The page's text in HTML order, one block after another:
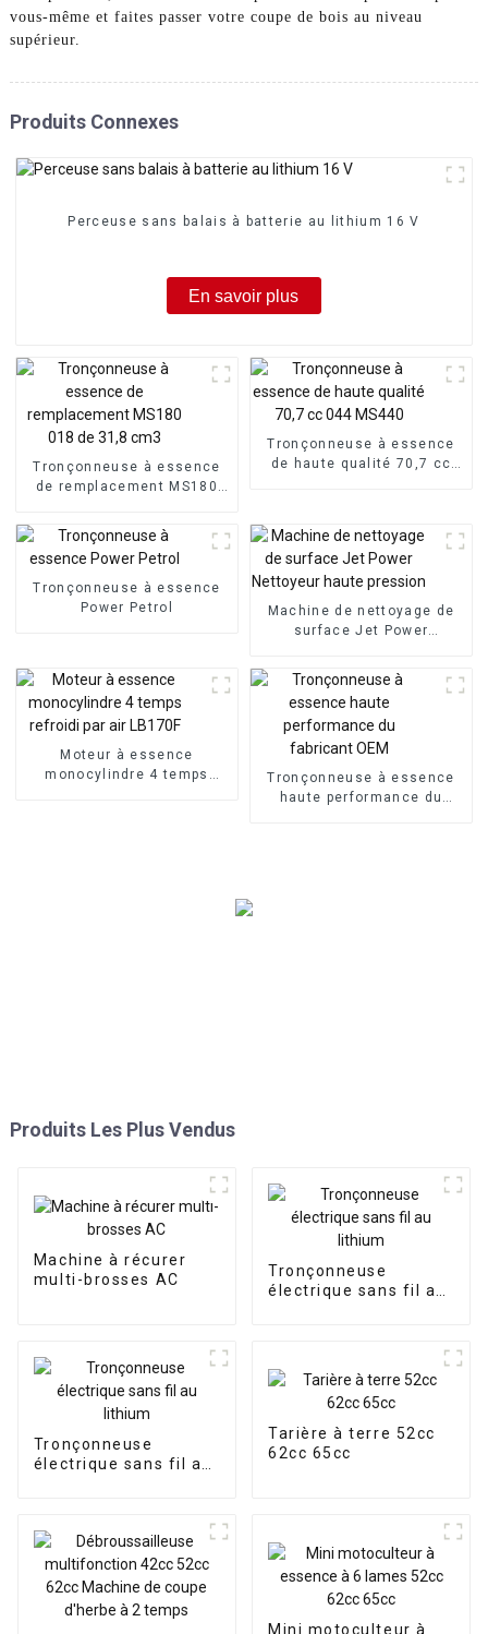
vous-même et faites passer votre coupe de bois au niveau
supérieur.
Produits Connexes
Perceuse sans balais à batterie au lithium 16 V
En savoir plus
Tronçonneuse à essence
de remplacement MS180
Tronçonneuse à essence
de haute qualité 70,7 cc
Tronçonneuse à essence
Power Petrol
Machine de nettoyage de
surface Jet Power
Moteur à essence
monocylindre 4 temps
Tronçonneuse à essence
haute performance du
Produits Les Plus Vendus
Machine à récurer
multi-brosses AC
Tronçonneuse
électrique sans fil au
Tronçonneuse
électrique sans fil au
Tarière à terre 52cc
62cc 65cc
Mini motoculteur à